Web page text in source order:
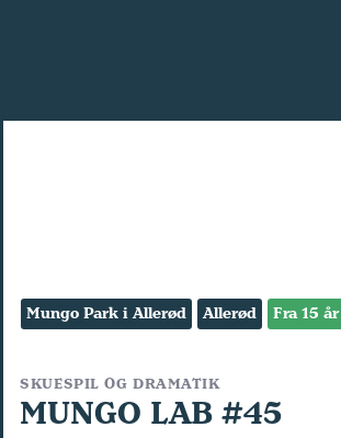
Mungo Park i Allerød Allerød Fra 15 år
SKUESPIL OG DRAMATIK
MUNGO LAB #45